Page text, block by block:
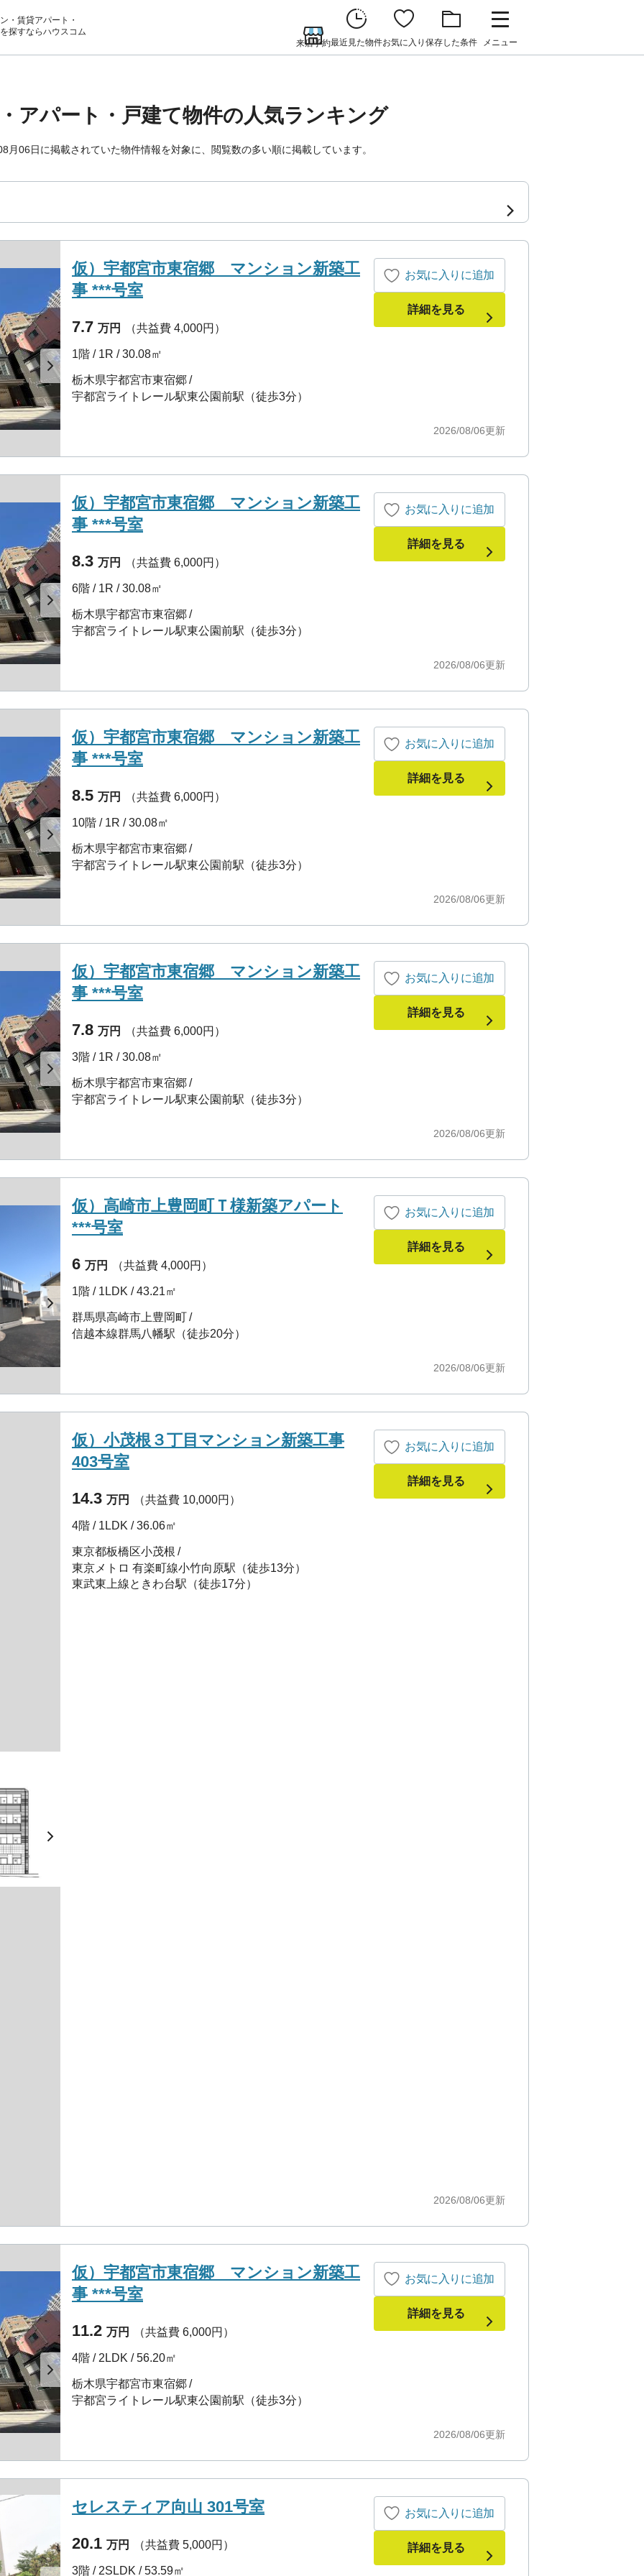
・賃貸アパート・
探すならハウスコム
来店予約最近見た物件お気に入り 保存した条件 メニュー
アパート・戸建て物件の人気ランキング
06日に掲載されていた物件情報を対象に、閲覧数の多い順に掲載しています。
仮）宇都宮市東宿郷 マンション新築工
事 ***号室
7.7 万円 （共益費 4,000円）
1階 / 1R / 30.08㎡
栃木県宇都宮市東宿郷
宇都宮ライトレール駅東公園前駅（徒歩3分）
お気に入りに追加
詳細を見る
2026/08/06更新
仮）宇都宮市東宿郷 マンション新築工
事 ***号室
8.3 万円 （共益費 6,000円）
6階 / 1R / 30.08㎡
栃木県宇都宮市東宿郷
宇都宮ライトレール駅東公園前駅（徒歩3分）
お気に入りに追加
詳細を見る
2026/08/06更新
仮）宇都宮市東宿郷 マンション新築工
事 ***号室
8.5 万円 （共益費 6,000円）
10階 / 1R / 30.08㎡
栃木県宇都宮市東宿郷
宇都宮ライトレール駅東公園前駅（徒歩3分）
お気に入りに追加
詳細を見る
2026/08/06更新
仮）宇都宮市東宿郷 マンション新築工
事 ***号室
7.8 万円 （共益費 6,000円）
3階 / 1R / 30.08㎡
栃木県宇都宮市東宿郷
宇都宮ライトレール駅東公園前駅（徒歩3分）
お気に入りに追加
詳細を見る
2026/08/06更新
仮）高崎市上豊岡町Ｔ様新築アパート
***号室
6 万円 （共益費 4,000円）
1階 / 1LDK / 43.21㎡
群馬県高崎市上豊岡町
信越本線群馬八幡駅（徒歩20分）
お気に入りに追加
詳細を見る
2026/08/06更新
仮）小茂根３丁目マンション新築工事
403号室
14.3 万円 （共益費 10,000円）
4階 / 1LDK / 36.06㎡
東京都板橋区小茂根
東京メトロ 有楽町線小竹向原駅（徒歩13分）
東武東上線ときわ台駅（徒歩17分）
お気に入りに追加
詳細を見る
2026/08/06更新
仮）宇都宮市東宿郷 マンション新築工
事 ***号室
11.2 万円 （共益費 6,000円）
4階 / 2LDK / 56.20㎡
栃木県宇都宮市東宿郷
宇都宮ライトレール駅東公園前駅（徒歩3分）
お気に入りに追加
詳細を見る
2026/08/06更新
セレスティア向山 301号室
20.1 万円 （共益費 5,000円）
3階 / 2SLDK / 53.59㎡
お気に入りに追加
詳細を見る